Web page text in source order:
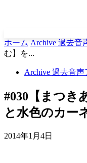
ホーム Archive 過去音
む】を...
Archive 過去音声
#030【まつき
と水色のカー
2014年1月4日